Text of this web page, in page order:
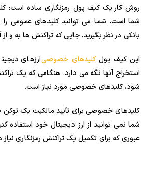
روش کار یک کیف پول رمزنگاری ساده است:
شما است. شما می توانید کلیدهای عمومی
بانکی در نظر بگیرید، جایی که تراکنش ها به و
این کیف پولکلیدهای خصوصیارزهای
استخراج آنها نگه می دارد. هنگامی که یک
شود، کلیدهای خصوصی مورد نیاز است.
کلیدهای خصوصی برای تأیید مالکیت یک توکن
شما نمی توانید از ارز دیجیتال خود استفاده
عبوری که برای تکمیل یک تراکنش رمزنگاری نیاز